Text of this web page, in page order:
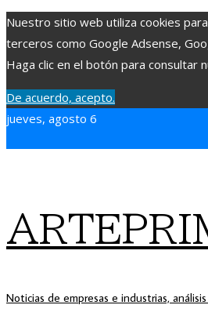
Nuestro sitio web utiliza cookies
terceros como Google Adsense,
Haga clic en el botón para consultar
De acuerdo, acepto.
jueves, agosto 6
Noticias de empresas e industrias,